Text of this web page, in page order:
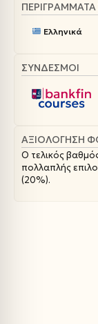
Ελληνικά
ΣΥΝΔΕΣΜΟΙ
ΑΞΙΟΛΌΓΗΣΗ
Ο τελικός
πολλαπλής
(20%).